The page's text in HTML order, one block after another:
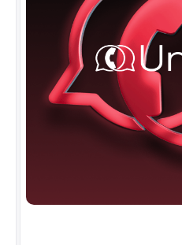
Компанія
E-mail
Ваш номер телефону
+1
Alternative:
Ваш номер телефону
+1
Alternative:
Ваш номер телефону
+1
Alternative:
Безкоштовна
Ваше ім'я
Номер для